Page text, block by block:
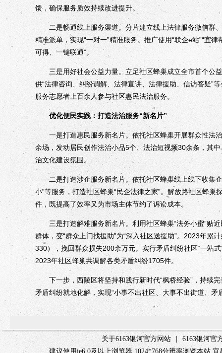
馈，确保服务质效持续改进提升。
二是畅通线上服务渠道。分片建立线上法律服务微信群
精准派单，实现“一对一”精准服务。推广使用“联企e站”“宜
可得、一键联通”。
三是用好社会公益力量。立足社区蜂巢成立全市首个公益
供“法律咨询、纠纷调解、法律宣讲、法律援助、信访答疑”
服务志愿者上百余人参与社区惠民法治服务。
优化便民实践：打造法治服务“新名片”
一是打造惠民服务新名片。依托社区蜂巢开展群众性法治
余场，发动居民创作法治小品5个、法治短视频30余条，其
治文化建设氛围。
二是打造涉企服务新名片。依托社区蜂巢线上线下收集企
小”等服务，打造社区蜂巢“民企法律之家”。解放路社区蜂
件，既提高了效率又为市场主体节约了诉讼成本。
三是打造解难服务新名片。利用社区蜂巢“法务小蜜”贴
群体，变“群众上门找援助”为“深入社区送援助”。2023年
330），挽回群众损失200余万元。实行矛盾纠纷社区“一站
2023年社区蜂巢共调解各类矛盾纠纷1705件。
下一步，西陵区将坚持和践行新时代“枫桥经验”，持续
矛盾纠纷就地化解，实现“小事不出社区、大事不出街道、矛
关于6163银河官方网站
6163银河官
建议使用ie6.0及以上浏览器 1024*768分辨率浏览本站